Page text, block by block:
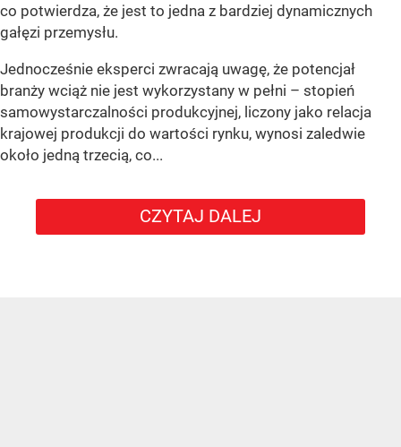
co potwierdza, że jest to jedna z bardziej dynamicznych
gałęzi przemysłu.
Jednocześnie eksperci zwracają uwagę, że potencjał
branży wciąż nie jest wykorzystany w pełni – stopień
samowystarczalności produkcyjnej, liczony jako relacja
krajowej produkcji do wartości rynku, wynosi zaledwie
około jedną trzecią, co...
CZYTAJ DALEJ